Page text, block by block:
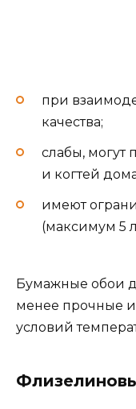
при
качества;
слабы, могут
и когтей
имеют
(максимум 5
Бумажные обои
менее прочные
условий